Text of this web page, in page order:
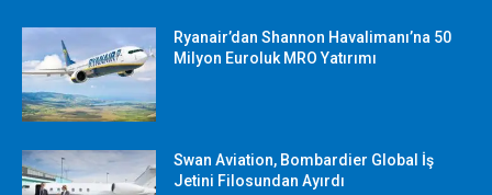
Ryanair’dan Shannon Havalimanı’na 50
Milyon Euroluk MRO Yatırımı
Swan Aviation, Bombardier Global İş
Jetini Filosundan Ayırdı